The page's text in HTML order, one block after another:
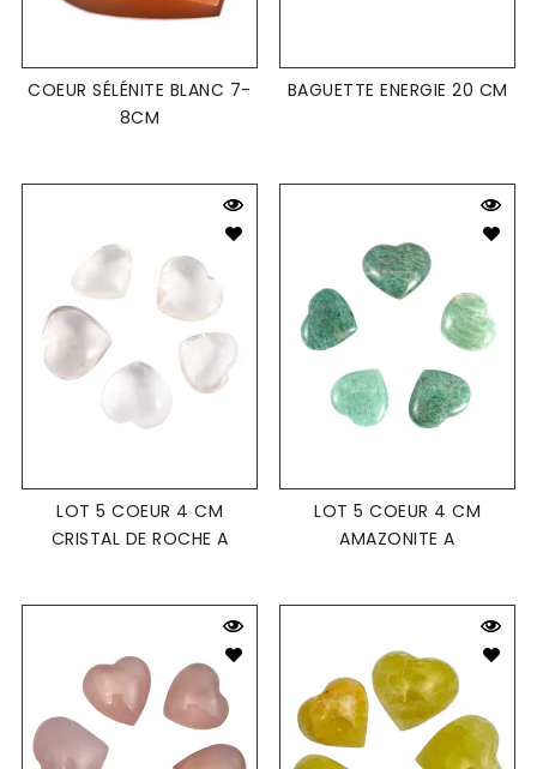
COEUR SÉLÉNITE BLANC 7-
8CM
BAGUETTE ENERGIE 20 CM
LOT 5 COEUR 4 CM
CRISTAL DE ROCHE A
LOT 5 COEUR 4 CM
AMAZONITE A